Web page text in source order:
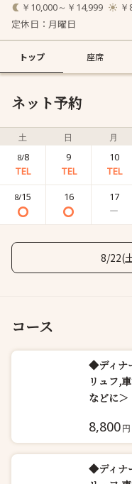
￥10,000～￥14,999
定休日：月曜日
トップ 座席
ネット予約
土 日 月
8/8 9 10
8/15 16 17
8/22(
コース
◆ディナ
リュフ,
などに＞
8,800円
◆ディナ